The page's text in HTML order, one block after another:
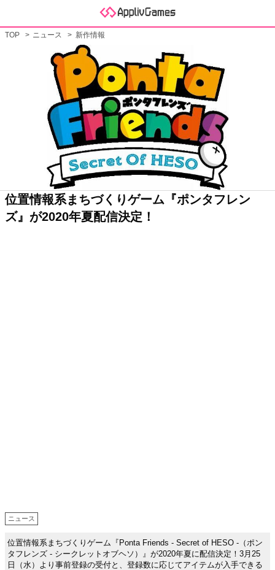
TOP ニュース 新作情報
位置情報系まちづくりゲーム『ポンタフレン
ズ』が2020年夏配信決定！
ニュース
位置情報系まちづくりゲーム『Ponta Friends - Secret of HESO -（ポン
タフレンズ - シークレットオブヘソ）』が2020年夏に配信決定！3月25
日（水）より事前登録の受付と、登録数に応じてアイテムが入手できる